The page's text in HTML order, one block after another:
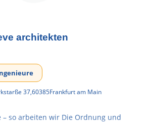
architekten
37,60385Frankfurt am Main
– so arbeiten wir Die Ordnung und